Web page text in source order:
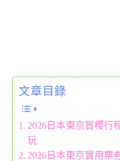
文章目錄
2026日本東京賞櫻行
玩
2026日本東京實用票